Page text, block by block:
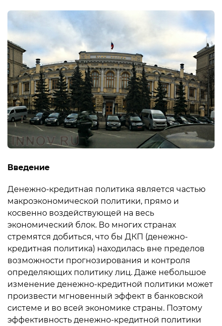
Введение
Денежно-кредитная политика является частью
макроэкономической политики, прямо и
косвенно воздействующей на весь
экономический блок. Во многих странах
стремятся добиться, что бы ДКП (денежно-
кредитная политика) находилась вне пределов
возможности прогнозирования и контроля
определяющих политику лиц. Даже небольшое
изменение денежно-кредитной политики может
произвести мгновенный эффект в банковской
системе и во всей экономике страны. Поэтому
эффективность денежно-кредитной политики